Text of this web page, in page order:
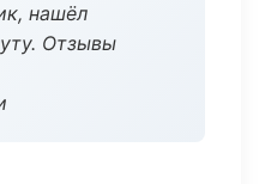
нашёл
Отзывы